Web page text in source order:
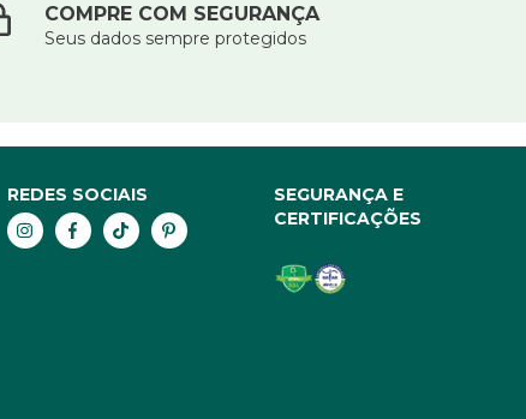
COMPRE COM SEGURANÇA
Seus dados sempre protegidos
REDES SOCIAIS
SEGURANÇA E
CERTIFICAÇÕES